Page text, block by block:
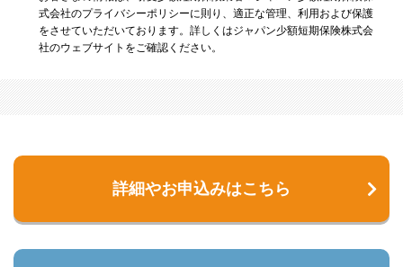
式会社のプライバシーポリシーに則り、適正な管理、利用および保護
をさせていただいております。詳しくはジャパン少額短期保険株式会
社のウェブサイトをご確認ください。
詳細やお申込みはこちら